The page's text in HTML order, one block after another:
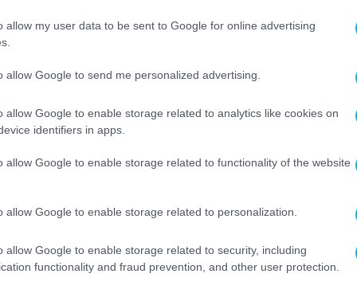
allow my user data to be sent to Google for online advertising
allow Google to send me personalized advertising.
allow Google to enable storage related to analytics like cookies on
identifiers in apps.
allow Google to enable storage related to functionality of the website
allow Google to enable storage related to personalization.
allow Google to enable storage related to security, including
functionality and fraud prevention, and other user protection.
τομέας, η Ναυτιλία, οι Οργανισμοί Κοινής
ΟΜΙΛΟΣ QUEST